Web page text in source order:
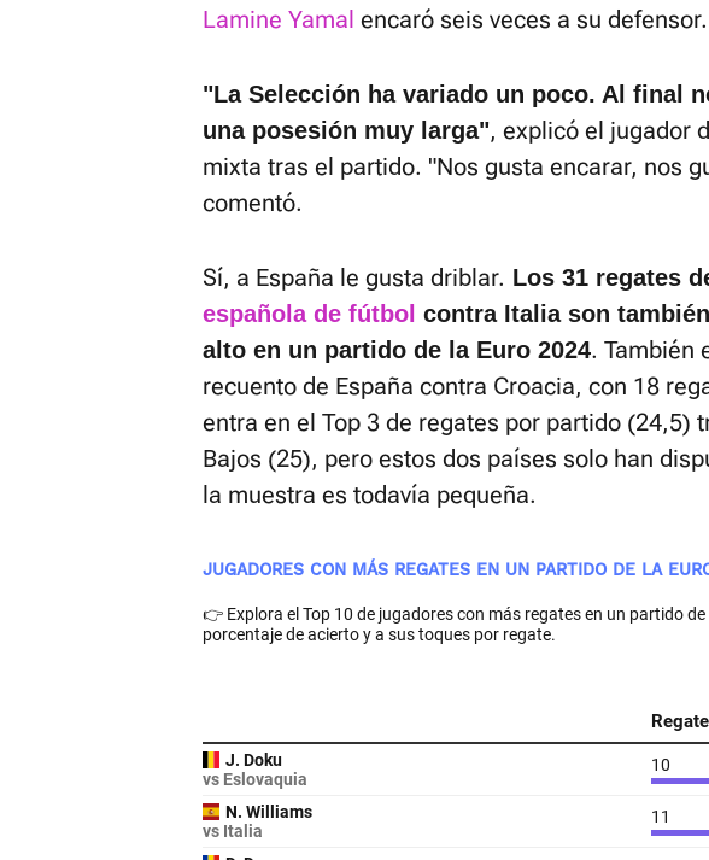
Lamine Yamal encaró seis veces a su defensor.
"La Selección ha variado un poco. Al final
una posesión muy larga", explicó el jugador
mixta tras el partido. "Nos gusta encarar, nos
comentó.
Sí, a España le gusta driblar. Los 31 regates
española de fútbol contra Italia son
alto en un partido de la Euro 2024. También
recuento de España contra Croacia, con 18
entra en el Top 3 de regates por partido (24,5)
Bajos (25), pero estos dos países solo han
la muestra es todavía pequeña.
JUGADORES CON MÁS REGATES EN UN PARTIDO DE LA